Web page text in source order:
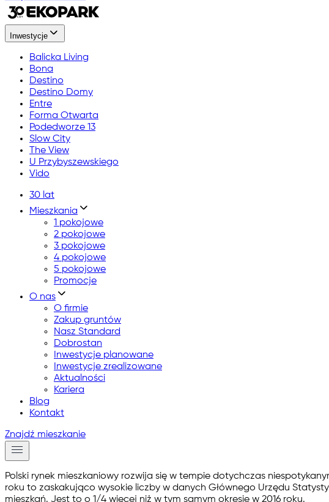
Inwestycje
Balicka Living
Bona
Destino
Destino Domy
Entre
Forma Otwarta
Podedworze 13
Slow City
The View
U Przybyszewskiego
Vido
30 lat
Mieszkania
1 pokojowe
2 pokojowe
3 pokojowe
4 pokojowe
5 pokojowe
Promocje
O nas
O firmie
Zakup gruntów
Nasz Standard
Dobrostan
Inwestycje planowane
Inwestycje zrealizowane
Aktualności
Kariera
Blog
Kontakt
Znajdź mieszkanie
Polski rynek mieszkaniowy rozwija się w tempie dotychczas
roku to zaskakująco wysokie liczby w danych Głównego Urzędu
mieszkań. Jest to o 1/4 więcej niż w tym samym okresie w 2016 roku.